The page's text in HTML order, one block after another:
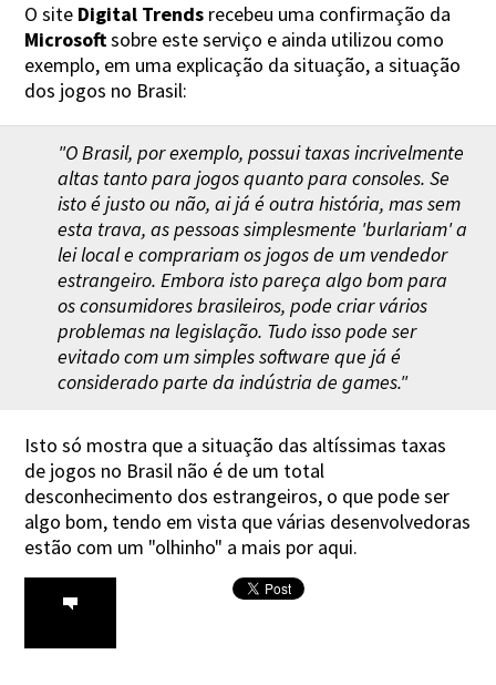
O site Digital Trends recebeu uma confirmação da
Microsoftsobre este serviço e ainda utilizou como
exemplo, em uma explicação da situação, a situação
dos jogos no Brasil:
"O Brasil, por exemplo, possui taxas incrivelmente
altas tanto para jogos quanto para consoles. Se
isto é justo ou não, ai já é outra história, mas sem
esta trava, as pessoas simplesmente 'burlariam' a
lei local e comprariam os jogos de um vendedor
estrangeiro. Embora isto pareça algo bom para
os consumidores brasileiros, pode criar vários
problemas na legislação. Tudo isso pode ser
evitado com um simples software que já é
considerado parte da indústria de games."
Isto só mostra que a situação das altíssimas taxas
de jogos no Brasil não é de um total
desconhecimento dos estrangeiros, o que pode ser
algo bom, tendo em vista que várias desenvolvedoras
estão com um "olhinho" a mais por aqui.